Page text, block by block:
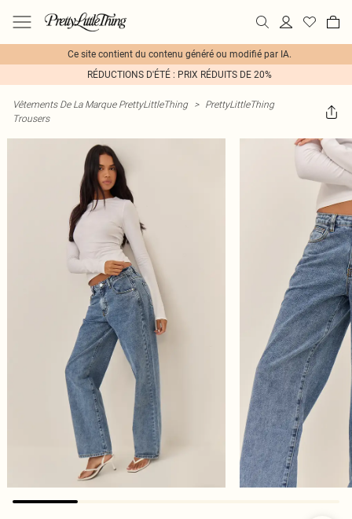
Ce site contient du contenu généré ou modifié par IA.
RÉDUCTIONS D'ÉTÉ : PRIX RÉDUITS DE 20%
Vêtements De La Marque PrettyLittleThing > PrettyLittleThing
Trousers